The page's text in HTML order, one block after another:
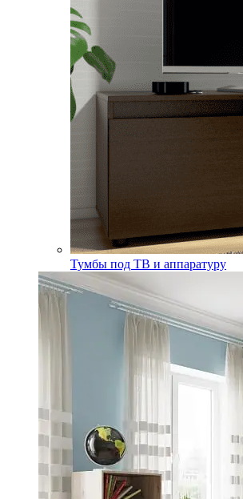
Тумбы под ТВ и аппаратуру